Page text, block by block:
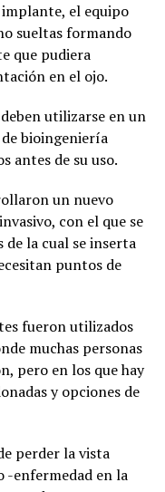
el equipo
sueltas formando
que pudiera
en el ojo.
utilizarse en un
de bioingeniería
antes de su uso.
un nuevo
con el que se
de la cual se inserta
puntos de
fueron utilizados
muchas personas
pero en los que hay
y opciones de
perder la vista
-enfermedad en la